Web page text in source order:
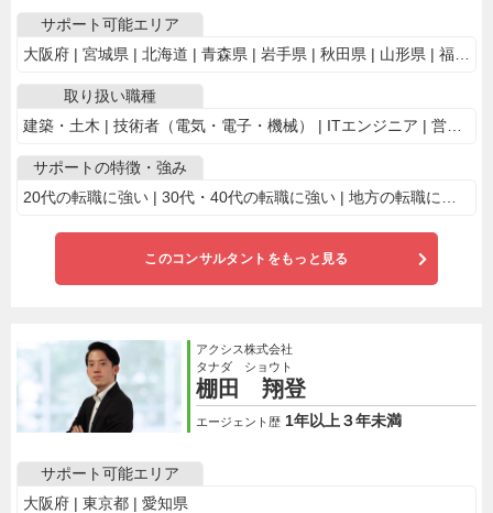
サポート可能エリア
取り扱い職種
サポートの特徴・強み
このコンサルタントをもっと見る
アクシス株式会社
タナダ ショウト
棚田 翔登
エージェント歴 1年以上３年未満
サポート可能エリア
大阪府 | 東京都 | 愛知県